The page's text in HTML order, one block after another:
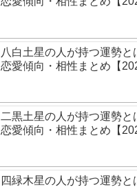
八白土星の人が持つ運勢と
恋愛傾向・相性まとめ【
二黒土星の人が持つ運勢と
恋愛傾向・相性まとめ【
四緑木星の人が持つ運勢と